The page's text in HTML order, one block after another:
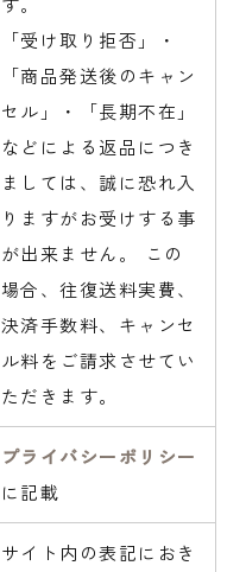
「受け取り拒否」・
「商品発送後のキャン
セル」・「長期不在」
などによる返品につき
ましては、誠に恐れ入
りますがお受けする事
が出来ません。 この
場合、往復送料実費、
決済手数料、キャンセ
ル料をご請求させてい
ただきます。
プライバシーポリシー
に記載
サイト内の表記におき